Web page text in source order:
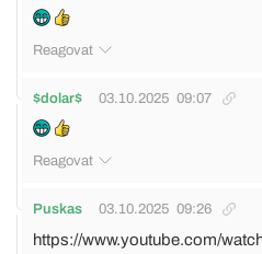
Reagovat
$dolar$ 03.10.2025 09:07
Reagovat
Puskas 03.10.2025 09:26
https://www.youtube.com/